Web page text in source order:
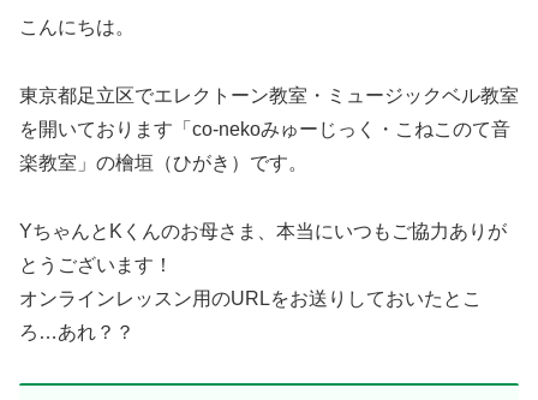
こんにちは。
東京都足立区でエレクトーン教室・ミュージックベル教室
を開いております「co-nekoみゅーじっく・こねこのて音
楽教室」の檜垣（ひがき）です。
YちゃんとKくんのお母さま、本当にいつもご協力ありが
とうございます！
オンラインレッスン用のURLをお送りしておいたとこ
ろ…あれ？？